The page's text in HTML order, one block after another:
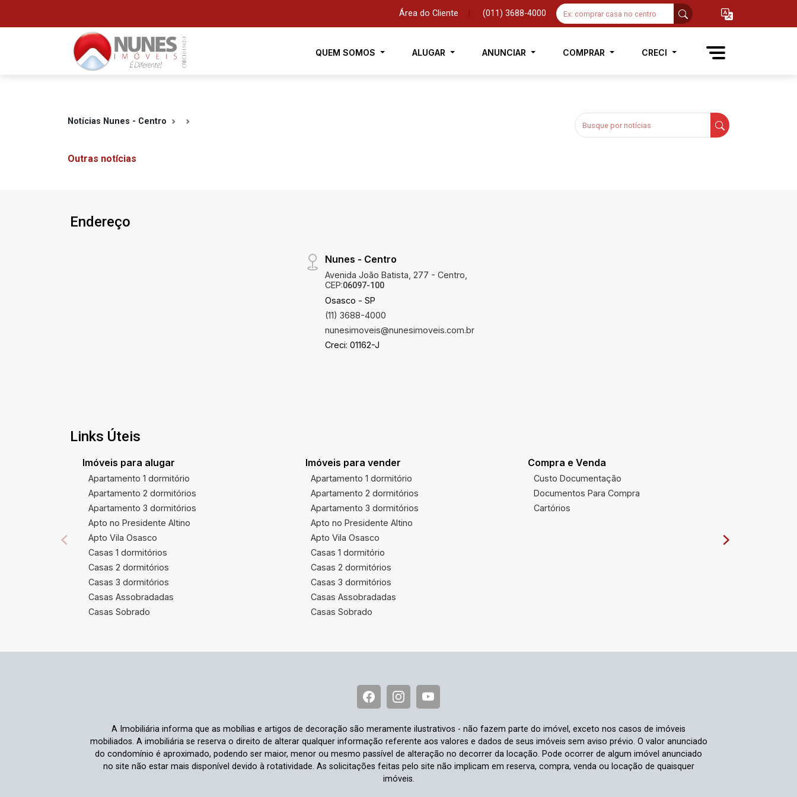
Área do Cliente (011) 3688-4000
QUEM SOMOS ALUGAR ANUNCIAR COMPRAR CRECI
Notícias Nunes - Centro
Outras notícias
Endereço
Nunes - Centro
Avenida João Batista, 277 - Centro,
CEP:06097-100
Osasco - SP
(11) 3688-4000
nunesimoveis@nunesimoveis.com.br
Creci: 01162-J
Links Úteis
Imóveis para alugar
Apartamento 1 dormitório
Apartamento 2 dormitórios
Apartamento 3 dormitórios
Apto no Presidente Altino
Apto Vila Osasco
Casas 1 dormitórios
Casas 2 dormitórios
Casas 3 dormitórios
Casas Assobradadas
Casas Sobrado
Imóveis para vender
Apartamento 1 dormitório
Apartamento 2 dormitórios
Apartamento 3 dormitórios
Apto no Presidente Altino
Apto Vila Osasco
Casas 1 dormitório
Casas 2 dormitórios
Casas 3 dormitórios
Casas Assobradadas
Casas Sobrado
Compra e Venda
Custo Documentação
Documentos Para Compra
Cartórios
A Imobiliária informa que as mobílias e artigos de decoração são meramente ilustrativos - não fazem parte do imóvel, exceto nos casos de imóveis
mobiliados. A imobiliária se reserva o direito de alterar qualquer informação referente aos valores e dados de seus imóveis sem aviso prévio. O valor anunciado
do condomínio é aproximado, podendo ser maior, menor ou mesmo passível de alteração no decorrer da locação. Pode ocorrer de algum imóvel anunciado
no site não estar mais disponível devido à rotatividade. As solicitações feitas pelo site não implicam em reserva, compra, venda ou locação de quaisquer
imóveis.